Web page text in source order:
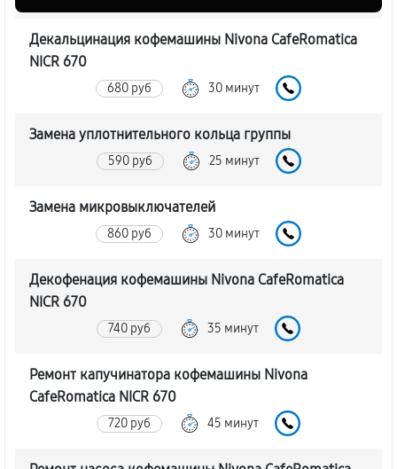
Декальцинация кофемашины Nivona CafeRomatica
NICR 670
680 руб 30 минут
Замена уплотнительного кольца группы
590 руб 25 минут
Замена микровыключателей
860 руб 30 минут
Декофенация кофемашины Nivona CafeRomatica
NICR 670
740 руб 35 минут
Ремонт капучинатора кофемашины Nivona
CafeRomatica NICR 670
720 руб 45 минут